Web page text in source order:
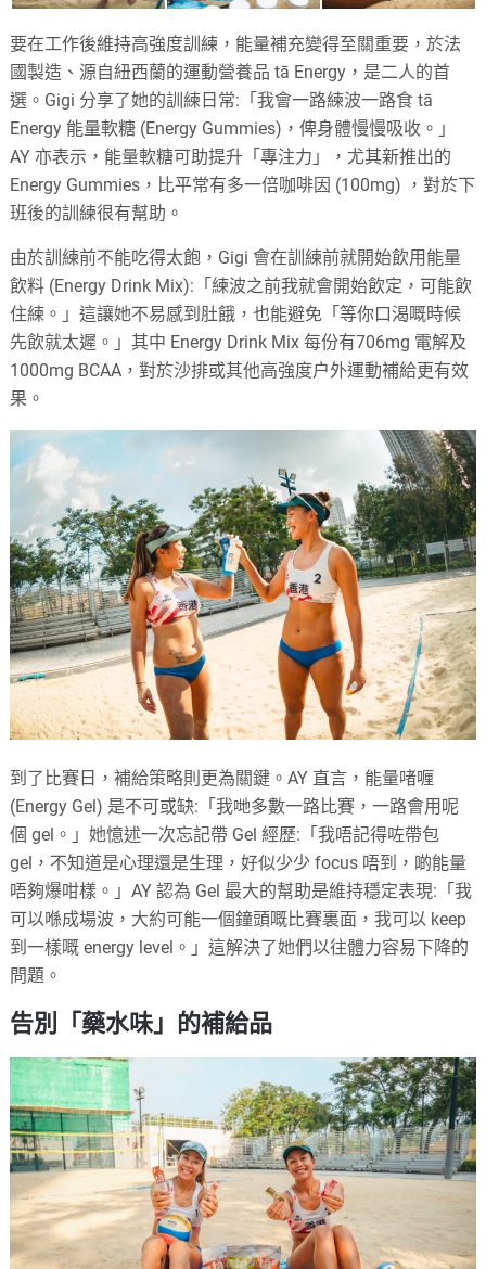
要在工作後維持高強度訓練，能量補充變得至關重要，於法
國製造、源自紐西蘭的運動營養品 tā Energy，是二人的首
選。Gigi 分享了她的訓練日常:「我會一路練波一路食 tā
Energy 能量軟糖 (Energy Gummies)，俾身體慢慢吸收。」
AY 亦表示，能量軟糖可助提升「專注力」，尤其新推出的
Energy Gummies，比平常有多一倍咖啡因 (100mg) ，對於下
班後的訓練很有幫助。
由於訓練前不能吃得太飽，Gigi 會在訓練前就開始飲用能量
飲料 (Energy Drink Mix):「練波之前我就會開始飲定，可能飲
住練。」這讓她不易感到肚餓，也能避免「等你口渴嘅時候
先飲就太遲。」其中 Energy Drink Mix 每份有706mg 電解及
1000mg BCAA，對於沙排或其他高強度户外運動補給更有效
果。
到了比賽日，補給策略則更為關鍵。AY 直言，能量啫喱
(Energy Gel) 是不可或缺:「我哋多數一路比賽，一路會用呢
個 gel。」她憶述一次忘記帶 Gel 經歷:「我唔記得咗帶包
gel，不知道是心理還是生理，好似少少 focus 唔到，啲能量
唔夠爆咁樣。」AY 認為 Gel 最大的幫助是維持穩定表現:「我
可以喺成場波，大約可能一個鐘頭嘅比賽裏面，我可以 keep
到一樣嘅 energy level。」這解決了她們以往體力容易下降的
問題。
告別「藥水味」的補給品